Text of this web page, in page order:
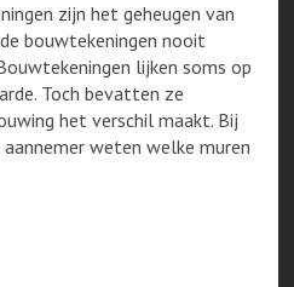
zijn het geheugen van
bouwtekeningen nooit
lijken soms op
Toch bevatten ze
het verschil maakt. Bij
weten welke muren